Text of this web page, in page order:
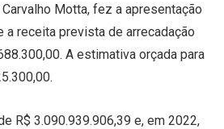
Motta, fez a apresentação
a receita prevista de arrecadação
A estimativa orçada para
R$ 3.090.939.906,39 e, em 2022,